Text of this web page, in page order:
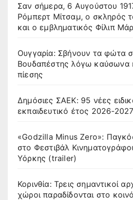
Σαν σήμερα, 6 Αυγούστου
Ρόμπερτ Μίτσαμ, ο σκληρός
και ο εμβληματικός Φίλιπ
Ουγγαρία: Σβήνουν τα φώτα
Βουδαπέστης λόγω καύσωνα
πίεσης
Δημόσιες ΣΑΕΚ: 95 νέες
εκπαιδευτικό έτος 2026-2027
«Godzilla Minus Zero»:
στο Φεστιβάλ
Υόρκης (trailer)
Κορινθία: Τρεις σημαντικοί
χώροι παραδίδονται στο κοινό